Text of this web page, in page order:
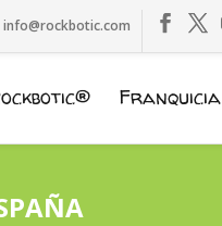
info@rockbotic.com
Franquicia